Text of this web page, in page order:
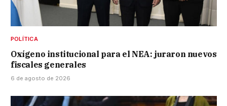
POLÍTICA
Oxígeno institucional para el NEA: juraron nuevos
fiscales generales
6 de agosto de 2026